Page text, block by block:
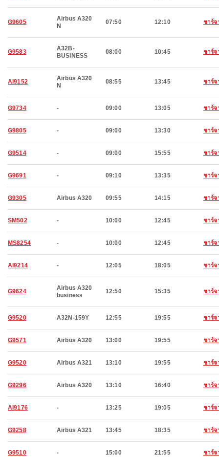
G9605
Airbus A320
N
07:50 12:10 ชาร์จ
G9583
A32B-
BUSINESS
08:00 10:45 ชาร์จ
AI9152
Airbus A320
N
08:55 13:45 ชาร์จ
G9734 - 09:00 13:05 ชาร์จ
G9805 - 09:00 13:30 ชาร์จ
G9514 - 09:00 15:55 ชาร์จ
G9691 - 09:10 13:35 ชาร์จ
G9305 Airbus A320 09:55 14:15 ชาร์จ
SM502 - 10:00 12:45 ชาร์จ
MS8254 - 10:00 12:45 ชาร์จ
AI9214 - 12:05 18:05 ชาร์จ
G9624
Airbus A320
business
12:50 15:35 ชาร์จ
G9520 A32N-159Y 12:55 19:55 ชาร์จ
G9571 Airbus A320 13:00 19:55 ชาร์จ
G9520 Airbus A321 13:10 19:55 ชาร์จ
G9296 Airbus A320 13:10 16:40 ชาร์จ
AI9176 - 13:25 19:05 ชาร์จ
G9258 Airbus A321 13:45 18:35 ชาร์จ
G9510 - 15:00 21:55 ชาร์จ